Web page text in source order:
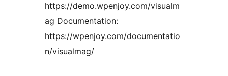
https://demo.wpenjoy.com/visualm
ag Documentation:
https://wpenjoy.com/documentatio
n/visualmag/